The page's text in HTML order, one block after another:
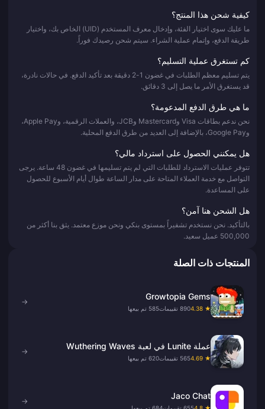
كيفية شحن هذا المنتج؟
ما عليك سوى اختيار الفئة، وإدخال معرف المستخدم (UID) الخاص بك، واختيار
طريقة الدفع، وإتمام عملية الشراء. سيتم شحن رصيدك فوراً.
كم تستغرق عملية التسليم؟
يتم تسليم معظم الطلبات في غضون 1-2 دقيقة بعد تأكيد الدفع. في حالات نادرة،
قد يستغرق الأمر ما يصل إلى 3 دقائق.
ما هي طرق الدفع المدعومة؟
نحن ندعم بطاقات Visa وMastercard وJCB، والعملات الرقمية، وApple Pay،
وGoogle Pay، بالإضافة إلى العديد من طرق الدفع المحلية.
هل يمكنني الحصول على استرداد مالي؟
تتوفر عمليات الاسترداد للطلبات التي لم يتم تسليمها في غضون 48 ساعة. يرجى
التواصل مع خدمة العملاء المتاحة على مدار الساعة طوال أيام الأسبوع للحصول
على المساعدة.
هل الشحن هنا آمن؟
بالتأكيد. نحن نستخدم تشفيراً بمستوى بنكي ونحن موزع معتمد. يثق بنا أكثر من
500,000 عميل سعيد.
المنتجات ذات الصلة
Growtopia Gems
★ 4.38 890 تقييمات 585 تم بيعها
→
عملة Lunite في لعبة Wuthering Waves
★ 4.69 565 تقييمات 620 تم بيعها
→
Jaco Chat
→